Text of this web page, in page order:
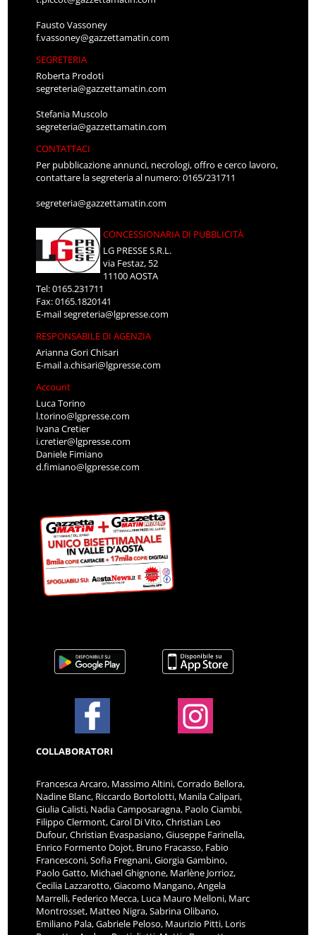
Fausto Vassoney
f.vassoney@gazzettamatin.com
SEGRETERIA
Roberta Prodoti
segreteria@gazzettamatin.com
Stefania Muscolo
segreteria@gazzettamatin.com
CONTATTACI
Per pubblicazione annunci, necrologi, offro e cerco lavoro,
contattare la segreteria al numero: 0165/231711
segreteria@gazzettamatin.com
CONCESSIONARIA DI PUBBLICITÀ
LG PRESSE S.R.L.
via Festaz, 52
11100 AOSTA
Tel: 0165.231711
Fax: 0165.1820141
E-mailsegreteria@lgpresse.com
RESPONSABILE DI AGENZIA
Arianna Gori Chisari
E-maila.chisari@lgpresse.com
Account
Luca Torino
l.torino@lgpresse.com
Ivana Cretier
i.cretier@lgpresse.com
Daniele Fimiano
d.fimiano@lgpresse.com
COLLABORATORI
Francesca Arcaro, Massimo Altini, Corrado Bellora,
Nadine Blanc, Riccardo Bortolotti, Manila Calipari,
Giulia Calisti, Nadia Camposaragna, Paolo Ciambi,
Filippo Clermont, Carol Di Vito, Christian Leo
Dufour, Christian Evaspasiano, Giuseppe Farinella,
Enrico Formento Dojot, Bruno Fracasso, Fabio
Francesconi, Sofia Fregnani, Giorgia Gambino,
Paolo Gatto, Michael Ghignone, Marlène Jorrioz,
Cecilia Lazzarotto, Giacomo Mangano, Angela
Marrelli, Federico Mecca, Luca Mauro Melloni, Marc
Montrosset, Matteo Nigra, Sabrina Olibano,
Emiliano Pala, Gabriele Peloso, Maurizio Pitti, Loris